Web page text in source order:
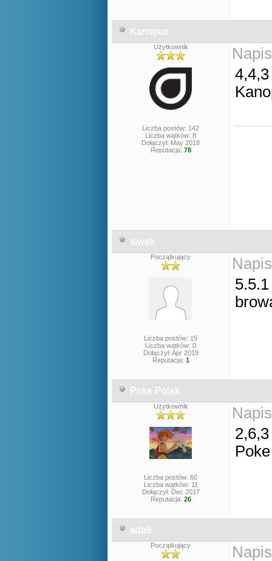
Kanopus
Użytkownik
Liczba postów: 142
Liczba wątków: 8
Dołączył: May 2018
Reputacja: 78
4,4,3
siwek
Początkujący
Liczba postów: 15
Liczba wątków: 0
Dołączył: Apr 2019
Reputacja: 1
5.5.1
Poke Polak
Użytkownik
Liczba postów: 60
Liczba wątków: 11
Dołączył: Dec 2017
Reputacja: 26
2,6,3
ada6
Początkujący